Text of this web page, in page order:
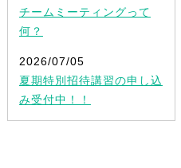
チームミーティングって
何？
2026/07/05
夏期特別招待講習の申し込
み受付中！！